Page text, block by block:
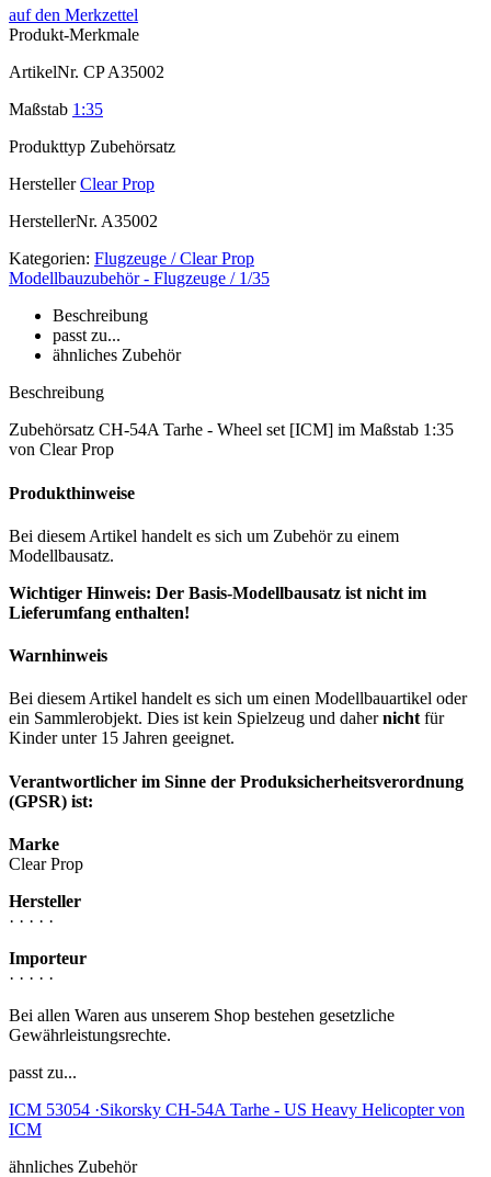
auf den Merkzettel
Produkt-Merkmale
ArtikelNr. CP A35002
Maßstab 1:35
Produkttyp Zubehörsatz
Hersteller Clear Prop
HerstellerNr. A35002
Kategorien: Flugzeuge / Clear Prop
Modellbauzubehör - Flugzeuge / 1/35
Beschreibung
passt zu...
ähnliches Zubehör
Beschreibung
Zubehörsatz CH-54A Tarhe - Wheel set [ICM] im Maßstab 1:35
von Clear Prop
Produkthinweise
Bei diesem Artikel handelt es sich um Zubehör zu einem
Modellbausatz.
Wichtiger Hinweis: Der Basis-Modellbausatz ist nicht im
Lieferumfang enthalten!
Warnhinweis
Bei diesem Artikel handelt es sich um einen Modellbauartikel oder
ein Sammlerobjekt. Dies ist kein Spielzeug und dahernicht für
Kinder unter 15 Jahren geeignet.
Verantwortlicher im Sinne der Produksicherheitsverordnung
(GPSR) ist:
Marke
Clear Prop
Hersteller
· · · · ·
Importeur
· · · · ·
Bei allen Waren aus unserem Shop bestehen gesetzliche
Gewährleistungsrechte.
passt zu...
ICM 53054 ·Sikorsky CH-54A Tarhe - US Heavy Helicopter von
ICM
ähnliches Zubehör